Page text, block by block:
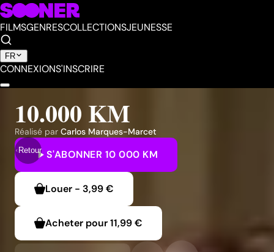
FILMSGENRESCOLLECTIONSJEUNESSE
FR
CONNEXIONS'INSCRIRE
Retour
10.000 KM
Réalisé par Carlos Marques-Marcet
S'ABONNER 10 000 KM
Louer - 3,99 €
Acheter pour11,99 €